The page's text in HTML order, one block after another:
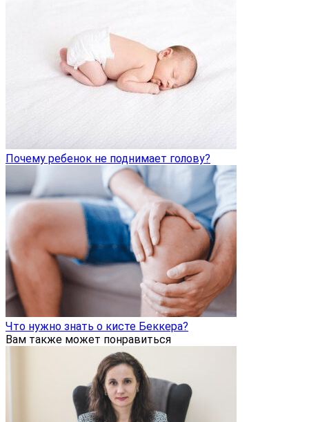
Почему ребенок не поднимает голову?
Что нужно знать о кисте Беккера?
Вам также может понравиться